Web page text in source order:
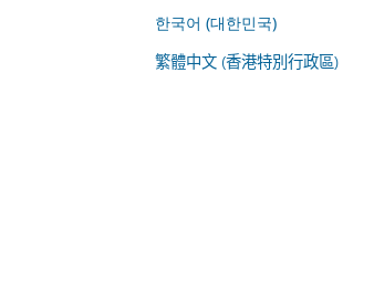
한국어 (대한민국)
繁體中文 (香港特別行政區)